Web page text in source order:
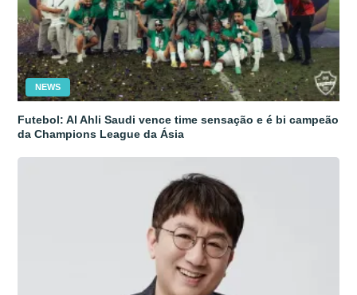
NEWS
Futebol: Al Ahli Saudi vence time sensação e é bi campeão
da Champions League da Ásia